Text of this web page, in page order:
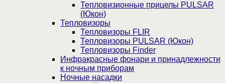
Тепловизионные прицелы PULSAR
(Юкон)
Тепловизоры
Тепловизоры FLIR
Тепловизоры PULSAR (Юкон)
Тепловизоры Finder
Инфракрасные фонари и принадлежности
к ночным приборам
Ночные насадки